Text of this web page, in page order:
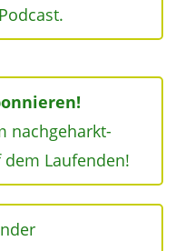
nachgeharkt-
Laufenden!